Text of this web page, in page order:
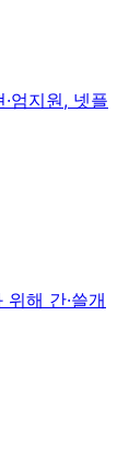
엄지원, 넷플
해 간·쓸개